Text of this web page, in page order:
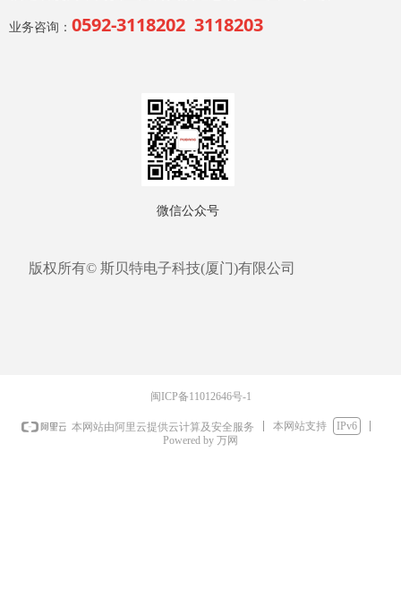
微信公众号
业务咨询： 0592-3118202 3118203
版权所有© 斯贝特电子科技(厦门)有限公司
闽ICP备11012646号-1
本网站由阿里云提供云计算及安全服务 本网站支持
IPv6
Powered by 万网